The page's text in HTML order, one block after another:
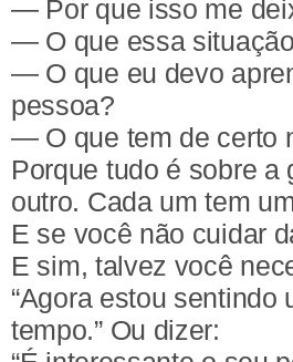
— Por que isso me
— O que essa
— O que eu devo
pessoa?
— O que tem de certo
Porque tudo é sobre a
outro. Cada um tem
E se você não cuidar
E sim, talvez você
“Agora estou
tempo.” Ou dizer: